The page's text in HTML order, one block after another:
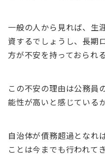
一般の人から見れば、生
資するでしょうし、長期
方が不安を持っておられ
この不安の理由は公務員
能性が高いと感じている
自治体が債務超過となれ
ことは今までも行われて